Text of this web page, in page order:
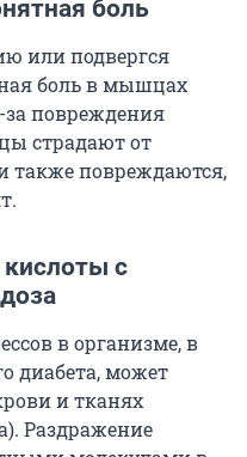
боль
или подвергся
боль в мышцах
за повреждения
страдают от
также повреждаются,
с
в организме, в
диабета, может
и тканях
Раздражение